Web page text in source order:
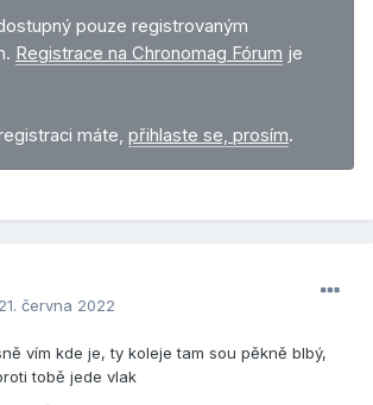
pouze registrovaným
Registrace na Chronomag Fórum je
máte, přihlaste se, prosím.
21. června 2022
vím kde je, ty koleje tam sou pěkně blbý,
tobě jede vlak